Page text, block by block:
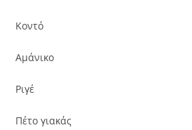
Κοντό
Αμάνικο
Ριγέ
Πέτο γιακάς